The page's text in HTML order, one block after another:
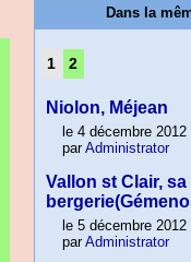
Dans la
1 2
Niolon, Méjean
le 4 décembre 2012
parAdministrator
Vallon st Clair,
le 5 décembre 2012
parAdministrator